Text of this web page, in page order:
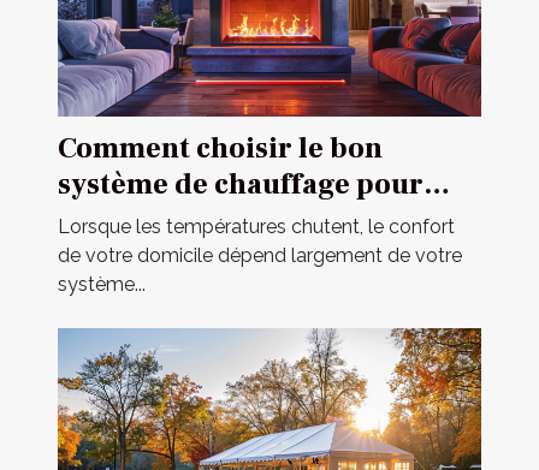
Comment choisir le bon
système de chauffage pour
votre domicile
Lorsque les températures chutent, le confort
de votre domicile dépend largement de votre
système...